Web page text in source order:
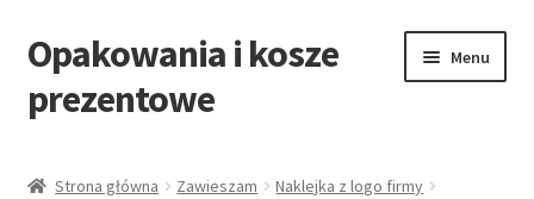
Przejdź
do
nawigacji
Przejdź
do
treści
Opakowania i kosze
prezentowe
Menu
Strona główna Zawieszam
Naklejka z logo firmy